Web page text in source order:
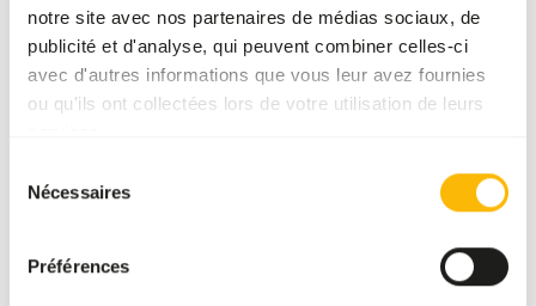
notre site avec nos partenaires de médias sociaux, de
publicité et d'analyse, qui peuvent combiner celles-ci
avec d'autres informations que vous leur avez fournies
ou qu'ils ont collectées lors de votre utilisation de leurs
Nécessaires
Préférences
Alfamix
Kangaroo
GA751
DÉLAI DE LIVRAISON ESTIMÉ : MINIMUM 5 JOURS OUVRABLES